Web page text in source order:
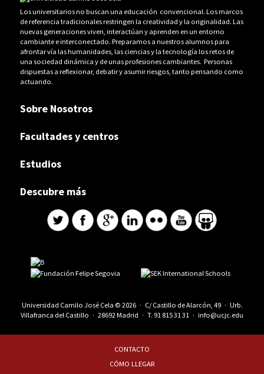
Los universitarios no buscan una educación convencional. Los marcos
de referencia tradicionales restringen la creatividad y la originalidad. Las
nuevas generaciones viven, interactúan y aprenden en un entorno
cambiante e interconectado. Preparamos a nuestros alumnos para
afrontar vía las humanidades, las ciencias y la tecnología los retos de
una sociedad dinámica y de unas profesiones cambiantes. Personas
dispuestas a reflexionar, debatir y asumir riesgos, tanto pensando como
actuando.
Sobre Nosotros
Facultades y centros
Estudios
Descubre más
Universidad Camilo José Cela © 2026 · C/ Castillo de Alarcón, 49 · Urb.
Villafranca del Castillo · 28692 Madrid · T. 91 815 31 31 · info@ucjc.edu
CONTACTO
CÓMO LLEGAR